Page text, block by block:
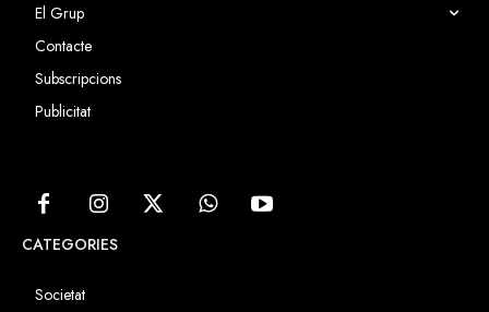
El Grup
Contacte
Subscripcions
Publicitat
CATEGORIES
Societat